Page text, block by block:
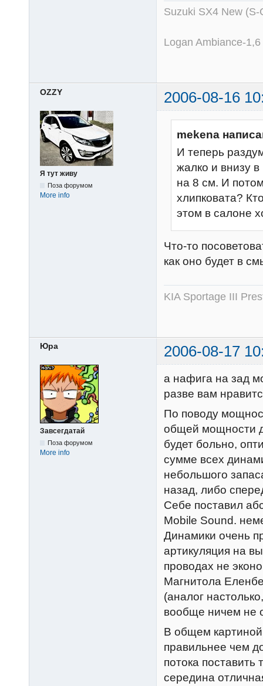
Suzuki SX4 New (S-
Logan Ambiance-
OZZY 2006-08-16
Я тут живу
Поза форумом
More info
mekena
И теперь
жалко и внизу
на 8 см. И
хлипковата?
этом в салоне
Что-то
как оно будет в
KIA Sportage III
Юра 2006-08-17
Завсегдатай
Поза форумом
More info
а нафига на зад
разве вам
По поводу
общей мощности
будет больно,
сумме всех
небольшого
назад, либо
Себе поставил
Mobile Sound.
Динамики очень
артикуляция на
проводах не
Магнитола
(аналог
вообще ничем не
В общем картиной
правильнее чем
потока поставить
середина